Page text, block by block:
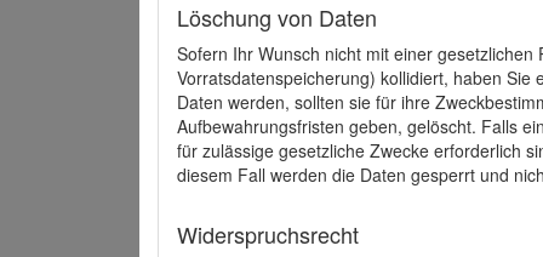
Löschung von Daten
Sofern Ihr Wunsch nicht mit einer
Vorratsdatenspeicherung) kollidiert, haben
Daten werden, sollten sie für ihre
Aufbewahrungsfristen geben, gelöscht. Falls
für zulässige gesetzliche Zwecke erforderlich
diesem Fall werden die Daten gesperrt und
Widerspruchsrecht